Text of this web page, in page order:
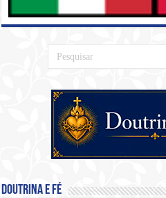
Doutrina e Fé